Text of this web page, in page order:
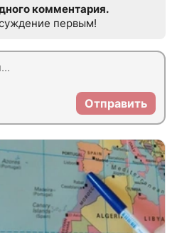
комментария.
первым!
Отправить